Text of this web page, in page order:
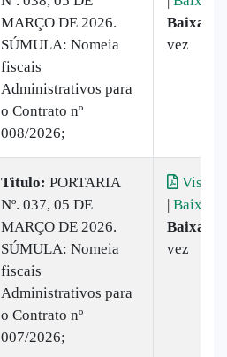
MARÇO DE 2026.
SÚMULA: Nomeia
fiscais
Administrativos para
o Contrato nº
008/2026;
Baixado:
vez
Titulo: PORTARIA
Nº. 037, 05 DE
MARÇO DE 2026.
SÚMULA: Nomeia
fiscais
Administrativos para
o Contrato nº
007/2026;
| Baixar
Baixado:
vez